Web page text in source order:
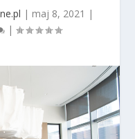
| maj 8, 2021 |
|